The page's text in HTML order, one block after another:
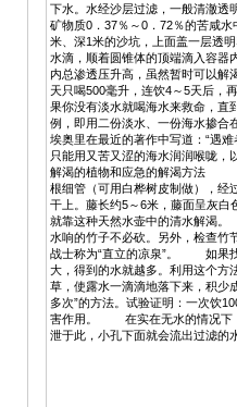
下水。水经沙层过滤，一般清澈透
矿物质0．37％～0．72％的苦咸
米、深1米的沙坑，上面盖一层透
水滴，顺着圆锥体的顶端滴入容
内总渗透压升高，虽然暂时可以解
天只喝500毫升，连饮4～5天后
果你没有淡水就喝海水来救命，直
例，即用二份淡水、一份海水掺合
埃奥里在最近的著作中写道：“遇
只能用又苦又涩的海水润润喉咙
解渴的植物和应急的解渴方法
根细管（可用白桦树皮制做），
干上。藤长约5～6米，藤面呈灰白
就靠这种天然水壶中的清水解渴
水响的竹子不必砍。另外，检查竹
战士称为“直立的凉泉”。 如果找
大，得到的水就越多。利用这个方
草，使露水一滴滴地落下来，积
多次”的方法。试验证明：一次饮
害作用。 在实在无水的情况下，
泄于此，小孔下面就会流出过滤的